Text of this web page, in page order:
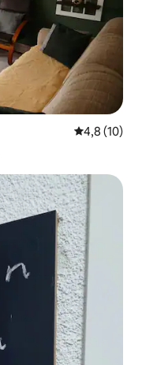
4,8 (10)